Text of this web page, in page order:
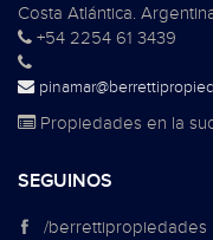
Costa Atlántica.
+54 2254 61 3439
Propiedades en la
SEGUINOS
/berrettipropiedades